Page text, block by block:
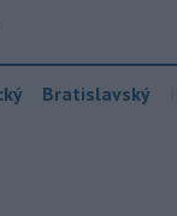
Bratislavský